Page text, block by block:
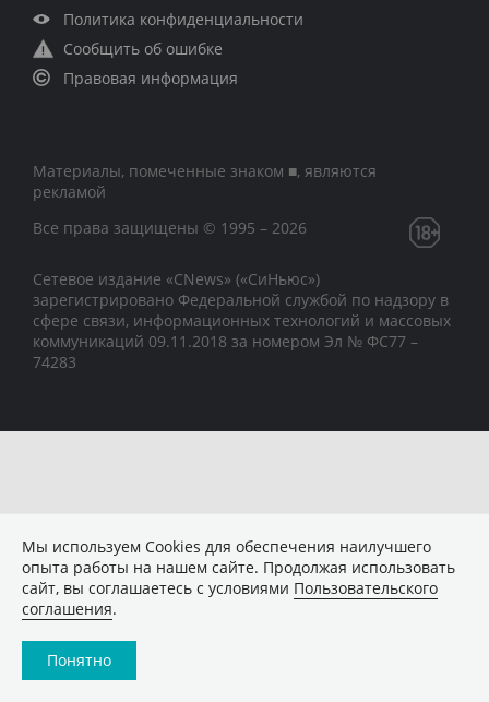
Политика конфиденциальности
Сообщить об ошибке
Правовая информация
Материалы, помеченные знаком ■, являются
рекламой
Все права защищены © 1995 – 2026
Сетевое издание «CNews» («СиНьюс»)
зарегистрировано Федеральной службой по надзору в
сфере связи, информационных технологий и массовых
коммуникаций 09.11.2018 за номером Эл № ФС77 –
74283
Мы используем Сookies для обеспечения наилучшего
опыта работы на нашем сайте. Продолжая использовать
сайт, вы соглашаетесь с условиями Пользовательского
соглашения.
Понятно